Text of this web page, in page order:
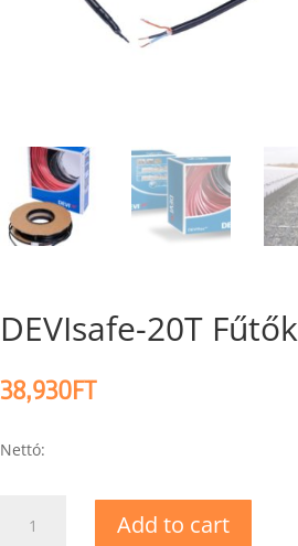
DEVIsafe-20T
38,930FT
Nettó:
Add to cart